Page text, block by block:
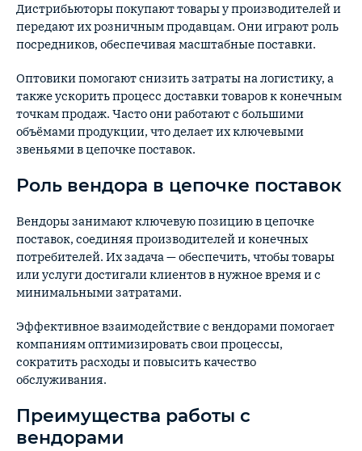
Дистрибьюторы покупают товары у производителей и
передают их розничным продавцам. Они играют роль
посредников, обеспечивая масштабные поставки.
Оптовики помогают снизить затраты на логистику, а
также ускорить процесс доставки товаров к конечным
точкам продаж. Часто они работают с большими
объёмами продукции, что делает их ключевыми
звеньями в цепочке поставок.
Роль вендора в цепочке поставок
Вендоры занимают ключевую позицию в цепочке
поставок, соединяя производителей и конечных
потребителей. Их задача — обеспечить, чтобы товары
или услуги достигали клиентов в нужное время и с
минимальными затратами.
Эффективное взаимодействие с вендорами помогает
компаниям оптимизировать свои процессы,
сократить расходы и повысить качество
обслуживания.
Преимущества работы с
вендорами